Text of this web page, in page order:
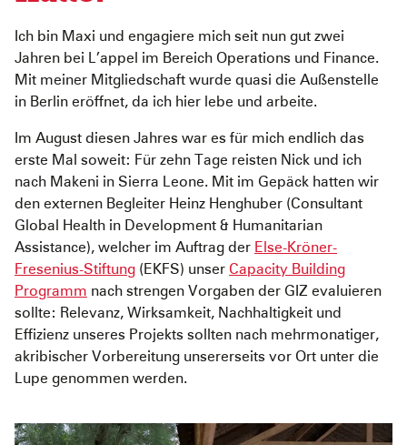
Abgeschlossene Projekte
Jahresbericht
Partnerschaften
Ich bin Maxi und engagiere mich seit nun gut zwei
Jahren bei L’appel im Bereich Operations und Finance.
Mit meiner Mitgliedschaft wurde quasi die Außenstelle
in Berlin eröffnet, da ich hier lebe und arbeite.
Im August diesen Jahres war es für mich endlich das
erste Mal soweit: Für zehn Tage reisten Nick und ich
nach Makeni in Sierra Leone. Mit im Gepäck hatten wir
den externen Begleiter Heinz Henghuber (Consultant
Global Health in Development & Humanitarian
Assistance), welcher im Auftrag der Else-Kröner-
Fresenius-Stiftung (EKFS) unser Capacity Building
Programm nach strengen Vorgaben der GIZ evaluieren
sollte: Relevanz, Wirksamkeit, Nachhaltigkeit und
Effizienz unseres Projekts sollten nach mehrmonatiger,
akribischer Vorbereitung unsererseits vor Ort unter die
Lupe genommen werden.